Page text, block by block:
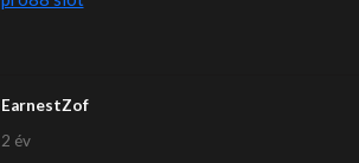
EarnestZof
2 év